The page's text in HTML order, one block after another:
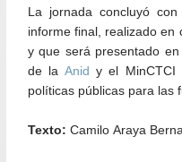
La jornada concluyó
informe final, realizado en
y que será presentado
de laAnid y el MinCTCI
políticas públicas para las
Texto: Camilo Araya